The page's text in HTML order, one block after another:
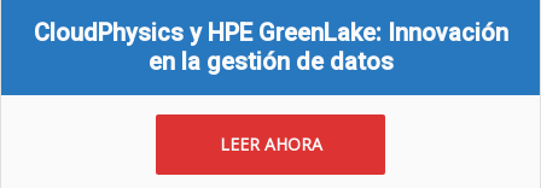
CloudPhysics y HPE GreenLake: Innovación
en la gestión de datos
LEER AHORA